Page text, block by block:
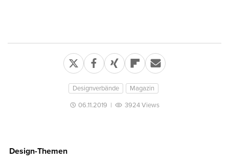
Designverbände Magazin
06.11.2019 | 3924 Views
Design-Themen